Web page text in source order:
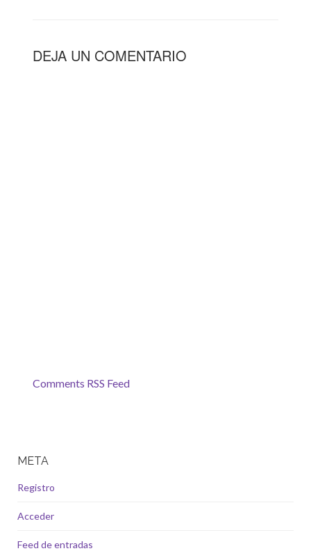
DEJA UN COMENTARIO
Comments RSS Feed
META
Registro
Acceder
Feed de entradas